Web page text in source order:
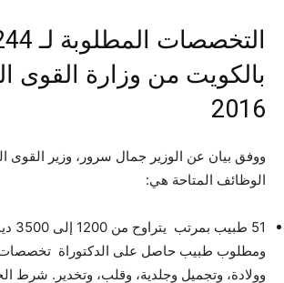
بالكويت من وزارة القوى
2016
ووفق بيان عن الوزير جمال سرور، وزير القوى
الوظائف المتاحة هي:
51
ومطلوب طبيب حاصل على الدكتوراة